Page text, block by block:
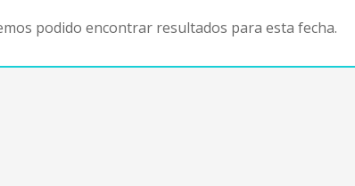
podido encontrar resultados para esta fecha.